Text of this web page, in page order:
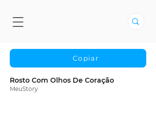
Copiar
Rosto Com Olhos De Coração
MeuStory